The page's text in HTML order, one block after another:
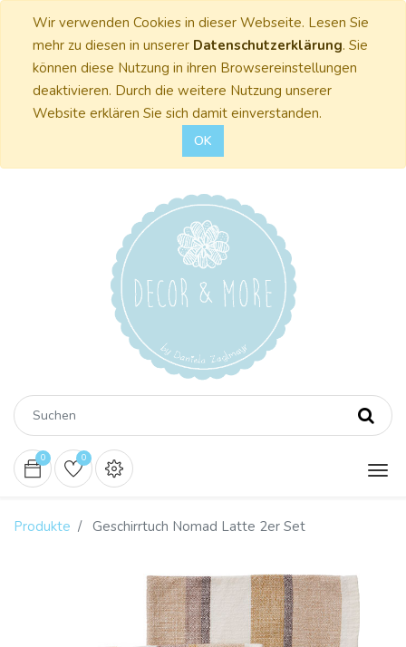
Wir verwenden Cookies in dieser Webseite. Lesen Sie
mehr zu diesen in unserer Datenschutzerklärung. Sie
können diese Nutzung in ihren Browsereinstellungen
deaktivieren. Durch die weitere Nutzung unserer
Website erklären Sie sich damit einverstanden.
OK
0 0
Produkte Geschirrtuch Nomad Latte 2er Set